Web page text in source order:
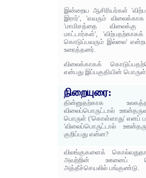
இன்றைய ஆசிரியர்கள்
இரார்', 'எவரும்
'மாமிசத்தை விலைக்கு
மாட்டார்கள்',
கொடுப்பவரும் இல்லை'
உரைத்தனர்.
விலைக்காகக்
என்பது இப்பகுதியின்
நிறையுரை:
தின்னுதற்காக
விலைப்பொருட்டால்
பொருள் ('கொள்ளாது' எனப்
'விலைப்பொருட்டால்
குறிப்பது என்ன?
விலங்குகளைக்
அவற்றின் ஊனைப்
அத்தீச்செயலில் பங்குண்டு.